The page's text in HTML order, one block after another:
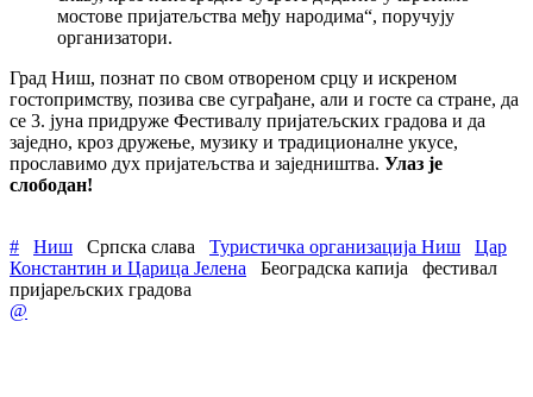
мостове пријатељства међу народима“, поручују
организатори.
Град Ниш, познат по свом отвореном срцу и искреном
гостопримству, позива све суграђане, али и госте са стране, да
се 3. јуна придруже Фестивалу пријатељских градова и да
заједно, кроз дружење, музику и традиционалне укусе,
прославимо дух пријатељства и заједништва. Улаз је
слободан!
# Ниш Српска слава Туристичка организација Ниш
Цар
Константин и Царица Јелена
Београдска капија
фестивал
пријарељских градова
@